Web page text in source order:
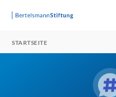
STARTSEITE